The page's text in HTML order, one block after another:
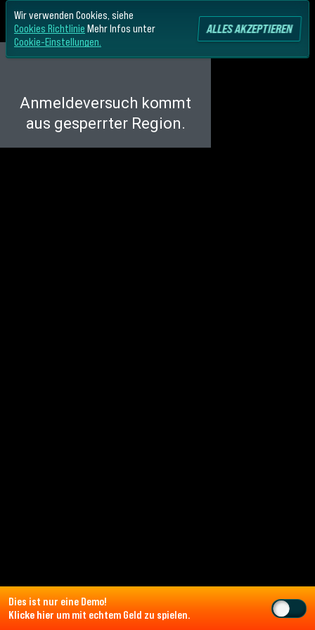
Dies ist nur eine Demo!
Klicke hier um mit echtem Geld zu spielen.
Wir verwenden Cookies, siehe
Cookies Richtlinie Mehr Infos unter
Cookie-Einstellungen.
ALLES AKZEPTIEREN